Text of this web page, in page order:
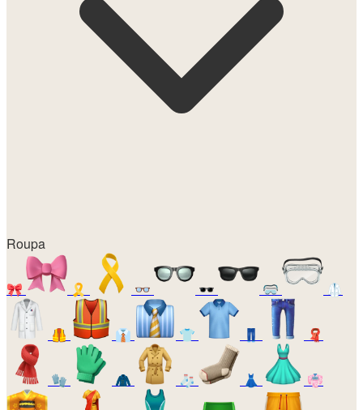
Roupa
🎀 🎗️ 👓 🕶️ 🥽 🥼
🦺 👔 👕 👖 🧣
🧤 🧥 🧦 👗 👘